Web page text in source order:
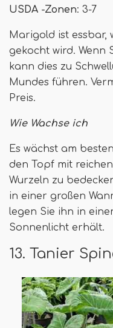
USDA -Zonen: 3-7
Marigold ist essbar,
gekocht wird. Wenn
kann dies zu
Mundes führen.
Preis.
Wie Wachse ich
Es wächst am
den Topf mit
Wurzeln zu
in einer großen
legen Sie ihn in
Sonnenlicht erhält.
13. Tanier